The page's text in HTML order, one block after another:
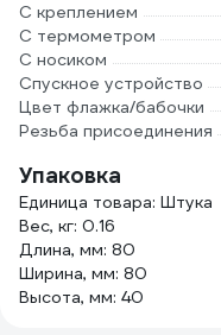
С креплением
С термометром
С носиком
Спускное устройство
Цвет флажка/бабочки
Резьба присоединения
Упаковка
Единица товара: Штука
Вес, кг: 0.16
Длина, мм: 80
Ширина, мм: 80
Высота, мм: 40